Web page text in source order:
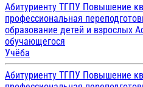
Абитуриенту ТГПУ Повышение
профессиональная
образование детей и взрослых
обучающегося
Учёба
Абитуриенту ТГПУ Повышение